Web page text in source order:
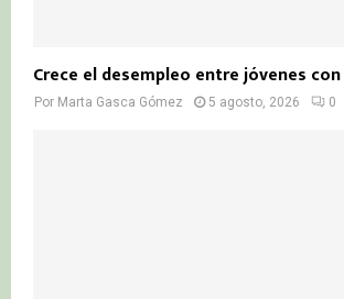
Crece el desempleo entre jóvenes
Por Marta Gasca Gómez 5 agosto, 2026 0